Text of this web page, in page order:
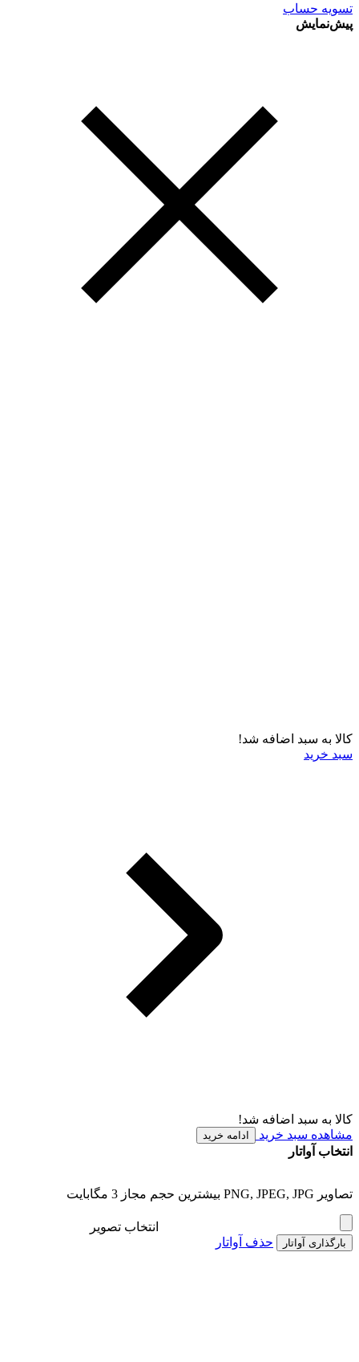
تسویه حساب
پیش‌نمایش
کالا به سبد اضافه شد!
سبد خرید
کالا به سبد اضافه شد!
مشاهده سبد خرید
ادامه خرید
انتخاب آواتار
تصاویر PNG, JPEG, JPG بیشترین حجم مجاز 3 مگابایت
انتخاب تصویر
بارگذاری آواتار حذف آواتار